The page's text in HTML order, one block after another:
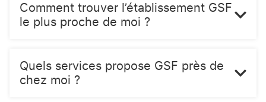
Comment trouver l’établissement GSF
le plus proche de moi ?
Quels services propose GSF près de
chez moi ?